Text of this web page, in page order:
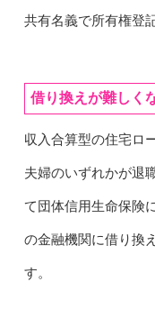
共有名義で所有権登
借り換えが難しく
収入合算型の住宅ロ
夫婦のいずれかが退
て団体信用生命保険
の金融機関に借り換
す。